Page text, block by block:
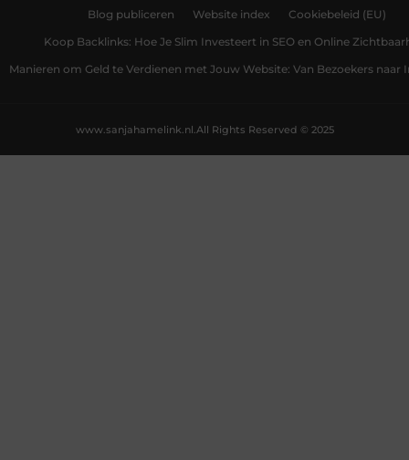
Blog publiceren Website index Cookiebeleid (EU)
Koop Backlinks: Hoe Je Slim Investeert in SEO en Online
Manieren om Geld te Verdienen met Jouw Website: Van Bezoekers naar
All Rights Reserved © 2025
www.sanjahamelink.nl.